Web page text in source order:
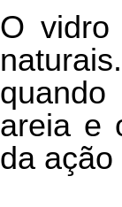
O vidro
areia e
da